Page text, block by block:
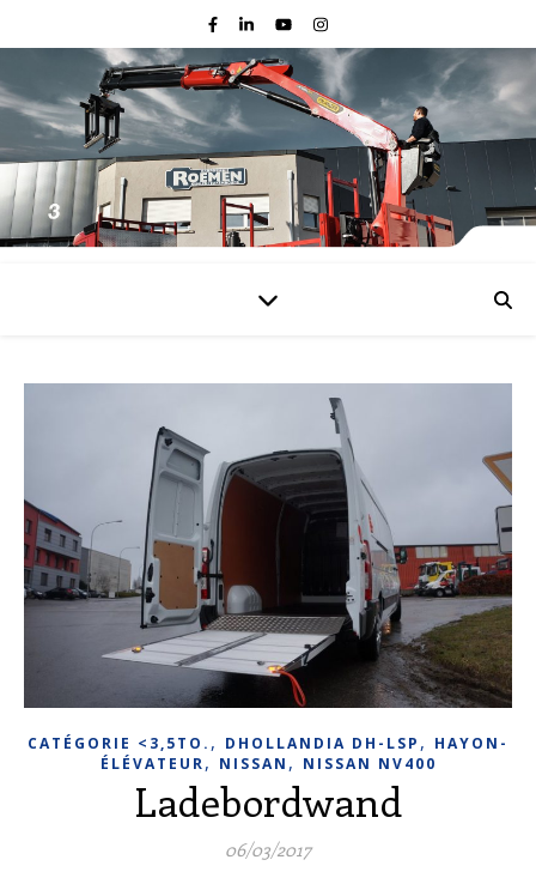
CATÉGORIE <3,5TO. , DHOLLANDIA DH-LSP , HAYON-
ÉLÉVATEUR, NISSAN , NISSAN NV400
Ladebordwand
06/03/2017